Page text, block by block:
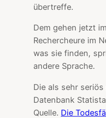
übertreffe.
Dem gehen jetzt
Rechercheure im
was sie finden,
andere Sprache.
Die als sehr
Datenbank
Quelle. Die